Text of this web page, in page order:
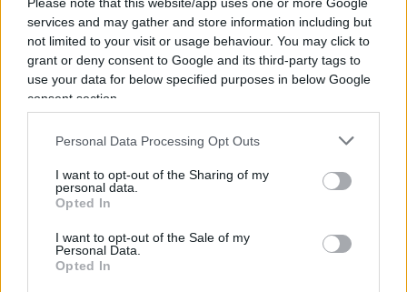
services and may gather and store information including but
not limited to your visit or usage behaviour. You may click to
grant or deny consent to Google and its third-party tags to
use your data for below specified purposes in below Google
consent section.
Personal Data Processing Opt Outs
I want to opt-out of the Sharing of my
personal data.
Opted In
I want to opt-out of the Sale of my
Personal Data.
Opted In
Fiorentini scrive: “Nessuno ha ammesso le proprie
responsabilità, né tantomeno l’esistenza di un
sistema. La scelta di tale strategia difensiva – che,
sia ben chiaro, è legittima e insindacabile – è
indagati abbia voluto prendere le distanze dal
meccanismo che li trova, sostanzialmente,
accomunati da interessi convergenti, sia sul piano
Il dossier Occhiuto